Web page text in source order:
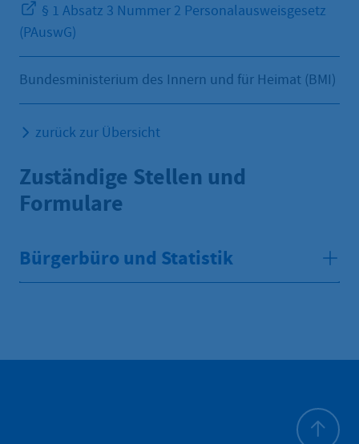
§ 1 Absatz 3 Nummer 2 Personalausweisgesetz
(PAuswG)
Bundesministerium des Innern und für Heimat (BMI)
zurück zur Übersicht
Zuständige Stellen und
Formulare
Bürgerbüro und Statistik